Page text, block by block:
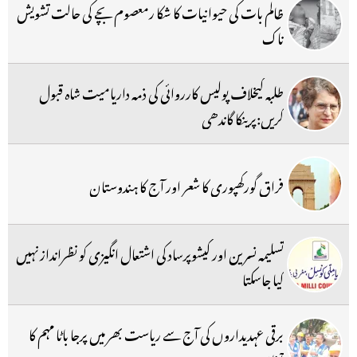
ظالم بات کی حیوانیات کا شکا رمعصوم بچے کی حالت تشویش
ناک
طلبہ کیخلاف پولیس کارروائی کی ذمہ داریامیت شاہ قبول
کریں:پرینکا گاندھی
فراق گورکھپوری کا شعر اور آج کا ہندوستان
تسلیمہ نسرین اور کیشوپرساد کی اشتعال انگیزی کو نظرانداز نہیں
کیا جاسکتا
برقی عہدیداروں کی آج سے ریاست بھر میں پرجا باٹا مہم کا